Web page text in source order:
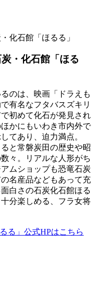
・化石館「ほる
のは、映画「ドラえも
有名なフタバスズキリ
初めて化石が発見され
かにもいわき市内外で
てあり、迫力満点。
と常磐炭田の歴史や昭
々。リアルな人形がち
ムショップも恐竜石炭
名産品などもあって充
白さの石炭化石館ほる
分楽しめる、フラ女将
る」公式HPはこちら